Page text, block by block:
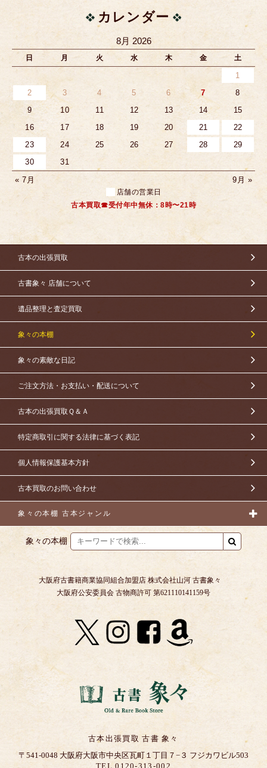
カレンダー
8月 2026
日 月 火 水 木 金 土
1
2
3 4 5 6 7
8
9
10 11 12 13 14
15
16
17 18 19 20 21
22
23
24 25 26 27 28
29
30
31
« 7月
9月 »
店舗の営業日
古本買取☎受付年中無休：8時〜21時
古本の出張買取
古書象々 店舗について
遺品整理と査定買取
象々の本棚
象々の素敵な日記
ご注文方法・お支払い・配送について
古本の出張買取Ｑ＆Ａ
特定商取引に関する法律に基づく表記
個人情報保護基本方針
古本買取のお問い合わせ
象々の本棚 古本ジャンル
象々の本棚
大阪府古書籍商業協同組合加盟店 株式会社山河 古書象々
大阪府公安委員会 古物商許可 第621110141159号
古本出張買取 古書 象々
〒541-0048 大阪府大阪市中央区瓦町１丁目７−３ フジカワビル503
TEL 0120-313-002